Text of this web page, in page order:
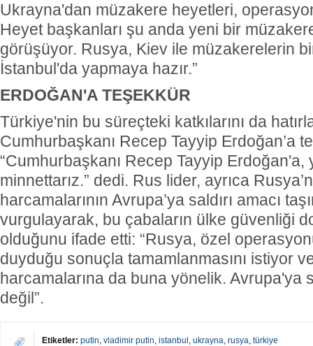
Ukrayna'dan müzakere heyetleri,
Heyet başkanları şu anda yeni bir
görüşüyor. Rusya, Kiev ile müzakerelerin
İstanbul'da yapmaya hazır.”
ERDOĞAN'A TEŞEKKÜR
Türkiye'nin bu süreçteki katkılarını da
Cumhurbaşkanı Recep Tayyip Erdoğan’a
“Cumhurbaşkanı Recep Tayyip Erdoğan'a,
minnettarız.” dedi. Rus lider, ayrıca
harcamalarının Avrupa’ya saldırı amacı
vurgulayarak, bu çabaların ülke güvenliği
olduğunu ifade etti: “Rusya, özel
duyduğu sonuçla tamamlanmasını istiyor
harcamalarına da buna yönelik. Avrupa'ya
değil”.
Etiketler: putin, vladimir putin, istanbul , ukrayna, rusya, türkiye